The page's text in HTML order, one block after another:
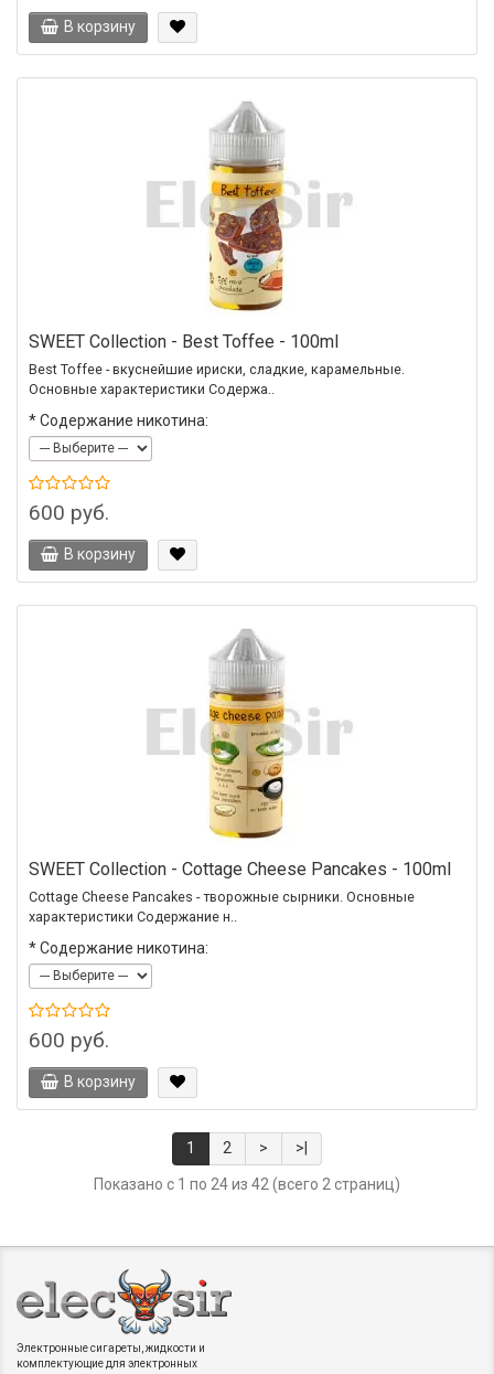
В корзину
SWEET Collection - Best Toffee - 100ml
Best Toffee - вкуснейшие ириски, сладкие, карамельные.
Основные характеристики Содержа..
*Содержание никотина:
600 руб.
В корзину
SWEET Collection - Cottage Cheese Pancakes - 100ml
Cottage Cheese Pancakes - творожные сырники. Основные
характеристики Содержание н..
*Содержание никотина:
600 руб.
В корзину
1 2 > >|
Показано с 1 по 24 из 42 (всего 2 страниц)
Электронные сигареты, жидкости и
комплектующие для электронных